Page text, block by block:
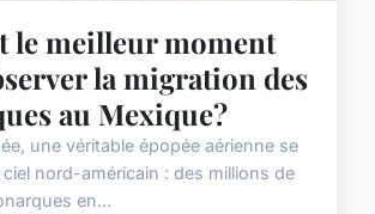
le meilleur moment
la migration des
au Mexique?
une véritable épopée aérienne se
nord-américain : des millions de
en...